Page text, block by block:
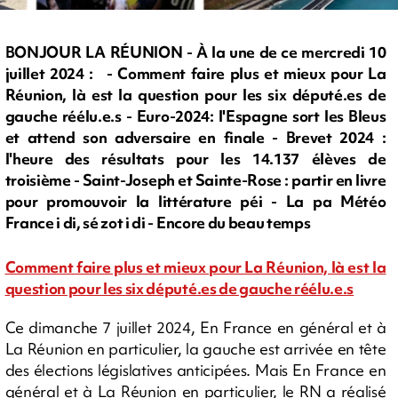
BONJOUR LA RÉUNION - À la une de ce mercredi 10
juillet 2024 : - Comment faire plus et mieux pour La
Réunion, là est la question pour les six député.es de
gauche réélu.e.s - Euro-2024: l'Espagne sort les Bleus
et attend son adversaire en finale - Brevet 2024 :
l'heure des résultats pour les 14.137 élèves de
troisième - Saint-Joseph et Sainte-Rose : partir en livre
pour promouvoir la littérature péi - La pa Météo
France i di, sé zot i di - Encore du beau temps
Comment faire plus et mieux pour La Réunion, là est la
question pour les six député.es de gauche réélu.e.s
Ce dimanche 7 juillet 2024, En France en général et à
La Réunion en particulier, la gauche est arrivée en tête
des élections législatives anticipées. Mais En France en
général et à La Réunion en particulier, le RN a réalisé